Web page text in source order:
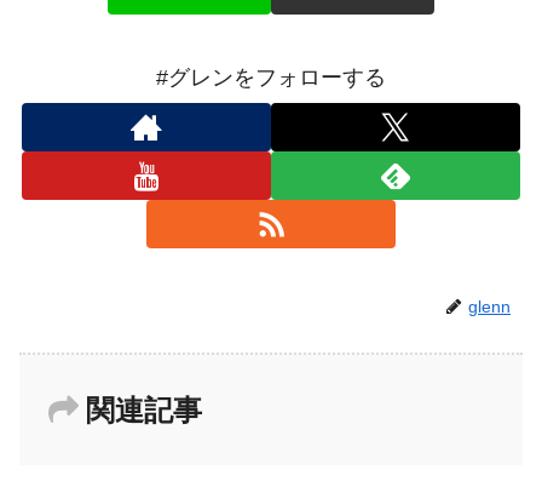
#グレンをフォローする
glenn
関連記事